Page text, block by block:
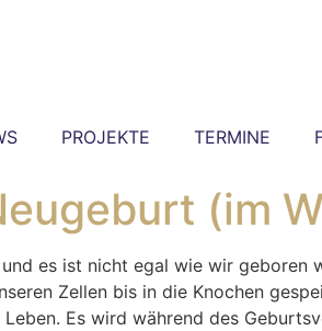
PROJEKTE TERMINE
(im
es ist nicht egal wie wir geboren
Zellen bis in die Knochen
Es wird während des